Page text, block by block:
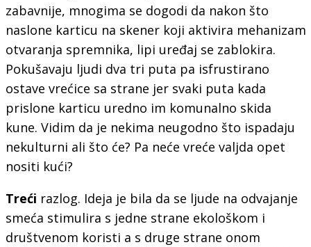
zabavnije, mnogima se dogodi da nakon što
naslone karticu na skener koji aktivira mehanizam
otvaranja spremnika, lipi uređaj se zablokira.
Pokušavaju ljudi dva tri puta pa isfrustirano
ostave vrećice sa strane jer svaki puta kada
prislone karticu uredno im komunalno skida
kune. Vidim da je nekima neugodno što ispadaju
nekulturni ali što će? Pa neće vreće valjda opet
nositi kući?
Treći razlog. Ideja je bila da se ljude na odvajanje
smeća stimulira s jedne strane ekološkom i
društvenom koristi a s druge strane onom